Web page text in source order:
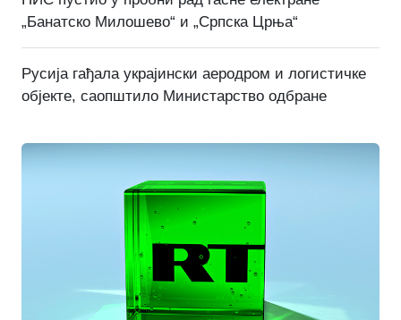
„Банатско Милошево“ и „Српска Црња“
Русија гађала украјински аеродром и логистичке
објекте, саопштило Министарство одбране